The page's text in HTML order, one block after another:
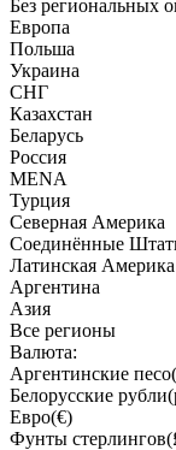
Без региональных
Европа
Польша
Украина
СНГ
Казахстан
Беларусь
Россия
MENA
Турция
Северная Америка
Соединённые
Латинская Америка
Аргентина
Азия
Все регионы
Валюта:
Аргентинские
Белорусские
Евро(€)
Фунты